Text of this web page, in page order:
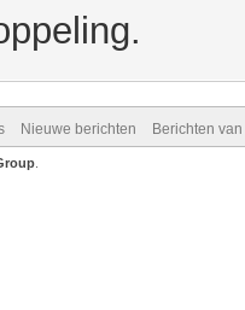
Nieuwe berichten Berichten